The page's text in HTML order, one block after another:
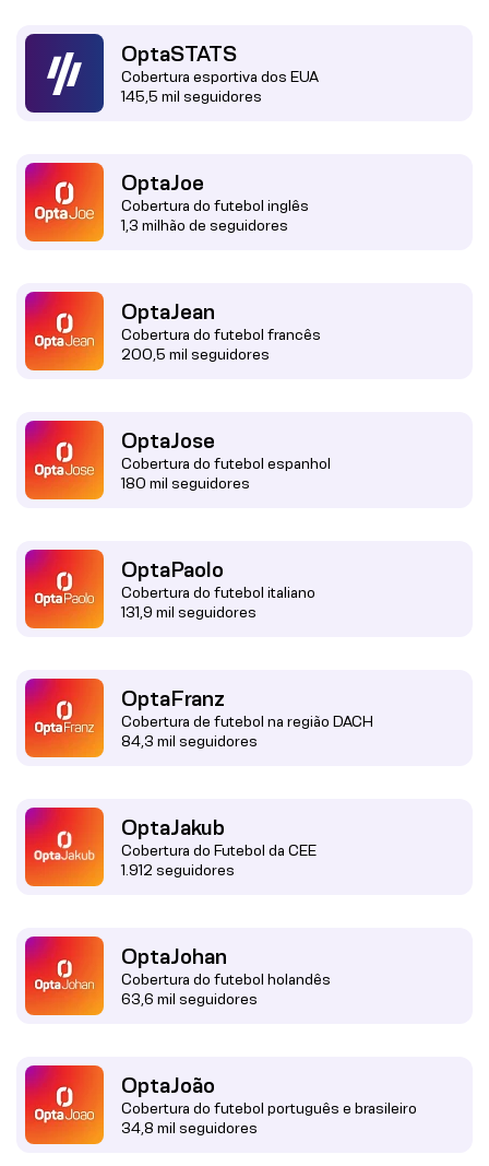
OptaSTATS
Cobertura esportiva dos EUA
145,5 mil seguidores
OptaJoe
Cobertura do futebol inglês
1,3 milhão de seguidores
OptaJean
Cobertura do futebol francês
200,5 mil seguidores
OptaJose
Cobertura do futebol espanhol
180 mil seguidores
OptaPaolo
Cobertura do futebol italiano
131,9 mil seguidores
OptaFranz
Cobertura de futebol na região DACH
84,3 mil seguidores
OptaJakub
Cobertura do Futebol da CEE
1.912 seguidores
OptaJohan
Cobertura do futebol holandês
63,6 mil seguidores
OptaJoão
Cobertura do futebol português e brasileiro
34,8 mil seguidores